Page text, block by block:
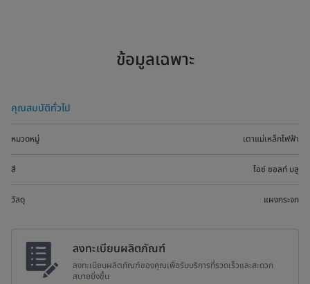
ข้อมูลเฉพาะ
คุณสมบัติทั่วไป
หมวดหมู่ เตาแม่เหล็กไฟฟ้า
สี ไอซ์ ซอลท์ บลู
วัสดุ แผงกระจก
ลงทะเบียนผลิตภัณฑ์
ลงทะเบียนผลิตภัณฑ์ของคุณเพื่อรับบริการที่รวดเร็วและสะดวก
สบายยิ่งขึ้น